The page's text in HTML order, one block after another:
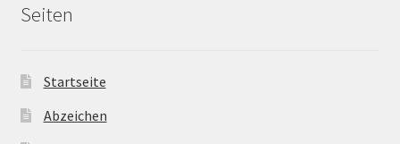
Seiten
Startseite
Abzeichen